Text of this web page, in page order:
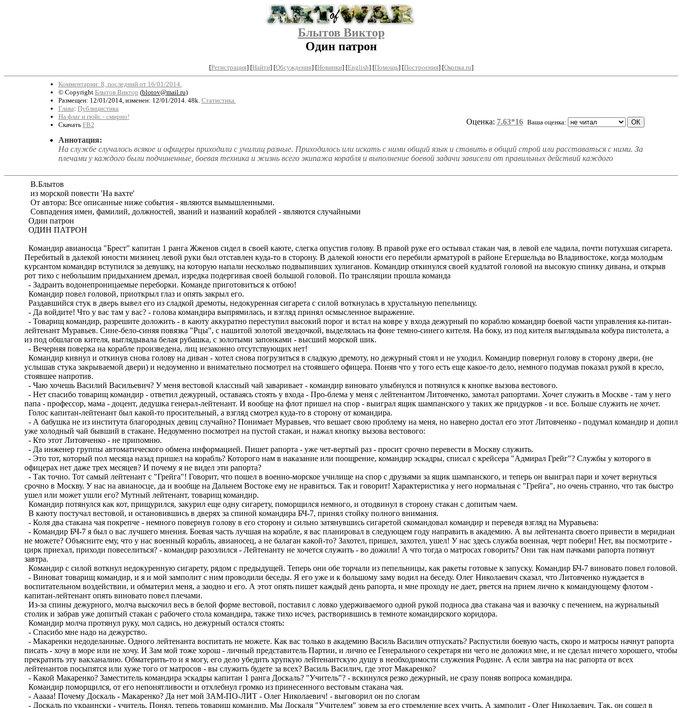
Блытов Виктор
Один патрон
[Регистрация] [Найти] [Обсуждения] [Новинки] [English] [Помощь] [Построения] [Окопка.ru]
Комментарии: 8, последний от 16/01/2014.
© Copyright Блытов Виктор (blotov@mail.ru)
Размещен: 12/01/2014, изменен: 12/01/2014. 48k. Статистика.
Глава: Публицистика
На флаг и гюйс - смирно!
Скачать FB2 Оценка: 7.63*16 Ваша оценка:
Аннотация:
На службе случалось всякое и офицеры приходили с училищ разные. Приходилось или искать с ними общий язык и ставить в общий строй или расставаться с ними. За
плечами у каждого были подчиненные, боевая техника и жизнь всего экипажа корабля и выполнение боевой задачи зависели от правильных действий каждого
В.Блытов
из морской повести 'На вахте'
От автора: Все описанные ниже события - являются вымышленными.
Совпадения имен, фамилий, должностей, званий и названий кораблей - являются случайными
Один патрон
ОДИН ПАТРОН
Командир авианосца "Брест" капитан 1 ранга Жженов сидел в своей каюте, слегка опустив голову. В правой руке его остывал стакан чая, в левой еле чадила, почти потухшая сигарета.
Перебитый в далекой юности мизинец левой руки был отставлен куда-то в сторону. В далекой юности его перебили арматурой в районе Егершельда во Владивостоке, когда молодым
курсантом командир вступился за девушку, на которую напали несколько подвыпивших хулиганов. Командир откинулся своей кудлатой головой на высокую спинку дивана, и открыв
рот тихо с небольшим придыханием дремал, изредка подергивая своей большой головой. По трансляции прошла команда
- Задраить водонепроницаемые переборки. Команде приготовиться к отбою!
Командир повел головой, приоткрыл глаз и опять закрыл его.
Раздавшийся стук в дверь вывел его из сладкой дремоты, недокуренная сигарета с силой воткнулась в хрустальную пепельницу.
- Да войдите! Что у вас там у вас? - голова командира выпрямилась, и взгляд принял осмысленное выражение.
- Товарищ командир, разрешите доложить - в каюту аккуратно переступил высокий порог и встал на ковре у входа дежурный по кораблю командир боевой части управления ка-питан-
лейтенант Муравьев. Сине-бело-синяя повязка "Рцы", с нашитой золотой звездочкой, выделялась на фоне темно-синего кителя. На боку, из под кителя выглядывала кобура пистолета, а
из под обшлагов кителя, выглядывала белая рубашка, с золотыми запонками - высший морской шик.
- Вечерняя поверка на корабле произведена, лиц незаконно отсутствующих нет!
Командир кивнул и откинув снова голову на диван - хотел снова погрузиться в сладкую дремоту, но дежурный стоял и не уходил. Командир повернул голову в сторону двери, (не
услышав стука закрываемой двери) и недоуменно и внимательно посмотрел на стоявшего офицера. Поняв что у того есть еще какое-то дело, немного подумав показал рукой в кресло,
стоявшее напротив.
- Чаю хочешь Василий Васильевич? У меня вестовой классный чай заваривает - командир виновато улыбнулся и потянулся к кнопке вызова вестового.
- Нет спасибо товарищ командир - ответил дежурный, оставаясь стоять у входа - Про-блема у меня с лейтенантом Литовченко, замотал рапортами. Хочет служить в Москве - там у него
папа - профессор, мама - доцент, дедушка генерал-лейтенант. И вообще на флот пришел на спор - выиграл ящик шампанского у таких же придурков - и все. Больше служить не хочет.
Голос капитан-лейтенант был какой-то просительный, а взгляд смотрел куда-то в сторону от командира.
- А бабушка не из института благородных девиц случайно? Понимает Муравьев, что вешает свою проблему на меня, но наверно достал его этот Литовченко - подумал командир и допил
уже холодный чай бывший в стакане. Недоуменно посмотрел на пустой стакан, и нажал кнопку вызова вестового:
- Кто этот Литовченко - не припомню.
- Да инженер группы автоматического обмена информацией. Пишет рапорта - уже чет-вертый раз - просит срочно перевести в Москву служить.
- Это тот, который пол месяца назад пришел на корабль? Которого нам в наказание или поощрение, командир эскадры, списал с крейсера "Адмирал Грейг"? Службы у которого в
офицерах нет даже трех месяцев? И почему я не видел эти рапорта?
- Так точно. Тот самый лейтенант с "Грейга"! Говорит, что пошел в военно-морское училище на спор с друзьями за ящик шампанского, и теперь он выиграл пари и хочет вернуться
срочно в Москву. У нас на авианосце, да и вообще на Дальнем Востоке ему не нравиться. Так и говорит! Характеристика у него нормальная с "Грейга", но очень странно, что так быстро
ушел или может ушли его? Мутный лейтенант, товарищ командир.
Командир потянулся как кот, прищурился, закурил еще одну сигарету, поморщился немного, и отодвинул в сторону стакан с допитым чаем.
В каюту постучал вестовой, и остановившись в дверях за спиной командира БЧ-7, принял стойку полного внимания.
- Коля два стакана чая покрепче - немного повернув голову в его сторону и сильно затянувшись сигаретой скомандовал командир и переведя взгляд на Муравьева:
- Командир БЧ-7 я был о вас лучшего мнения. Боевая часть лучшая на корабле, я вас планировал в следующем году направить в академию. А вы лейтенанта своего привести в меридиан
не можете? Объясните ему, что у нас военный корабль, авианосец, а не балаган какой-то? Захотел, пришел, захотел, ушел! У нас здесь служба военная, черт побери! Нет, вы посмотрите -
цирк приехал, приходи повеселиться? - командир разозлился - Лейтенанту не хочется служить - во дожили! А что тогда о матросах говорить? Они так нам пачками рапорта потянут
завтра.
Командир с силой воткнул недокуренную сигарету, рядом с предыдущей. Теперь они обе торчали из пепельницы, как ракеты готовые к запуску. Командир БЧ-7 виновато повел головой.
- Виноват товарищ командир, и я и мой замполит с ним проводили беседы. Я его уже и к большому заму водил на беседу. Олег Николаевич сказал, что Литовченко нуждается в
воспитательном воздействии, и обматерил меня, а заодно и его. А этот опять пишет каждый день рапорта, и мне проходу не дает, рвется на прием лично к командующему флотом -
капитан-лейтенант опять виновато повел плечами.
Из-за спины дежурного, молча выскочил весь в белой форме вестовой, поставил с ловко удерживаемого одной рукой подноса два стакана чая и вазочку с печением, на журнальный
столик и забрав уже допитый стакан с рабочего стола командира, также тихо исчез, растворившись в темноте командирского коридора.
Командир молча протянул руку, мол садись, но дежурный остался стоять:
- Спасибо мне надо на дежурство.
- Макаренки недоделанные. Одного лейтенанта воспитать не можете. Как вас только в академию Василь Василич отпускать? Распустили боевую часть, скоро и матросы начнут рапорта
писать - хочу в море или не хочу. И Зам мой тоже хорош - личный представитель Партии, и лично ее Генерального секретаря ни чего не доложил мне, и не сделал ничего хорошего, чтобы
прекратить эту вакханалию. Обматерить-то и я могу, его дело убедить хрупкую лейтенантскую душу в необходимости служения Родине. А если завтра на нас рапорта от всех
лейтенантов посыпятся или хуже того от матросов - вы служить будете за всех? Василь Василич, где этот Макаренко?
- Какой Макаренко? Заместитель командира эскадры капитан 1 ранга Доскаль? "Учитель"? - вскинулся резко дежурный, не сразу поняв вопроса командира.
Командир поморщился, от его непонятливости и отхлебнул громко из принесенного вестовым стакана чая.
- Ааааа! Почему Доскаль - Макаренко? Да нет мой ЗАМ-ПО-ЛИТ - Олег Николаевич! - выговорил он по слогам
- Доскаль по украински - учитель. Понял, теперь товарищ командир. Мы Доскаля "Учителем" зовем за его стремление всех учить. А замполит - Олег Николаевич. Так, он сошел в